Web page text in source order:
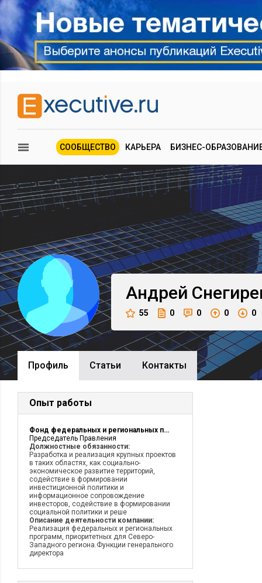
СООБЩЕСТВО КАРЬЕРА БИЗНЕС-
Андрей
55 0 0 0 0
Профиль Cтатьи Контакты
Опыт работы
Фонд федеральных и региональных программ
Председатель Правления
Должностные обязанности:
Разработка и реализация крупных проектов
в таких областях, как социально-
экономическое развитие территорий,
содействие в формировании
инвестиционной политики и
информационное сопровождение
инвесторов, содействие в формировании
социальной политики и реше
Описание деятельности компании:
Реализация федеральных и региональных
программ, приоритетных для Северо-
Западного региона.Функции генерального
директора